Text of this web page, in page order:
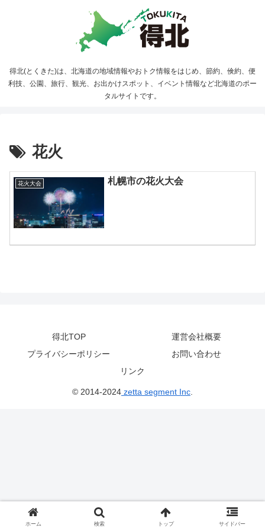
得北(とくきた)は、北海道の地域情報やおトク情報をはじめ、節約、倹約、便
利技、公園、旅行、観光、お出かけスポット、イベント情報など北海道のポー
タルサイトです。
花火
花火大会 札幌市の花火大会
得北TOP
運営会社概要
プライバシーポリシー
お問い合わせ
リンク
© 2014-2024 zetta segment Inc
ホーム 検索 トップ サイドバー